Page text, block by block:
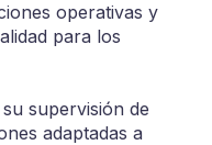
operativas y
para los
supervisión de
adaptadas a